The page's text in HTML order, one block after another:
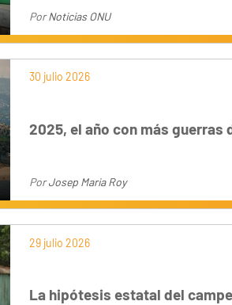
PorNoticias ONU
30 julio 2026
2025, el año con más guerras
PorJosep Maria Roy
29 julio 2026
La hipótesis estatal del